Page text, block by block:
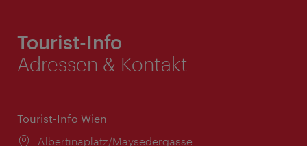
Tourist-Info
Adressen & Kontakt
Tourist-Info Wien
Ort:
Albertinaplatz/Maysedergasse